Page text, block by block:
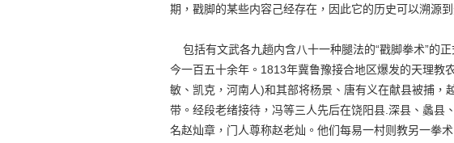
期，戳脚的某些内容己经存在，因此它的历史可以溯源到
包括有文武各九趟内含八十一种腿法的“戳脚拳术”的
今一百五十余年。1813年冀鲁豫接合地区爆发的天理教
敏、凯克，河南人)和其部将杨景、唐有义在献县被捕，
带。经段老绪接待，冯等三人先后在饶阳县.深县、蠡县
名赵灿章，门人尊称赵老灿。他们每易一村则教另一拳